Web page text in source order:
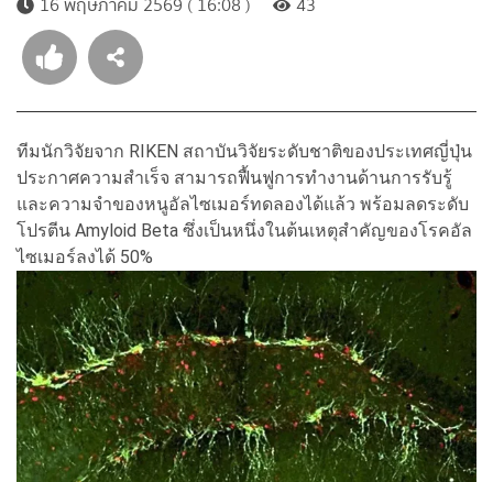
ทีมนักวิจัยจาก RIKEN สถาบันวิจัยระดับชาติของประเทศญี่ปุ่น
ประกาศความสำเร็จ สามารถฟื้นฟูการทำงานด้านการรับรู้
และความจำของหนูอัลไซเมอร์ทดลองได้แล้ว พร้อมลดระดับ
โปรตีน Amyloid Beta ซึ่งเป็นหนึ่งในต้นเหตุสำคัญของโรคอัล
ไซเมอร์ลงได้ 50%